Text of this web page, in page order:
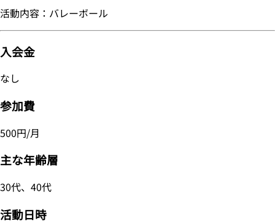
活動内容：バレーボール
入会金
なし
参加費
500円/月
主な年齢層
30代、40代
活動日時